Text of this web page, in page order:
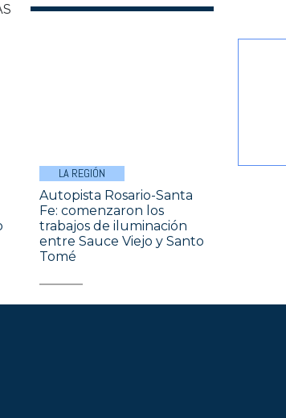
LA REGIÓN
Autopista Rosario-Santa
Fe: comenzaron los
trabajos de iluminación
entre Sauce Viejo y Santo
Tomé